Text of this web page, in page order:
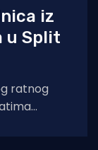
iz
u Split
ratnog